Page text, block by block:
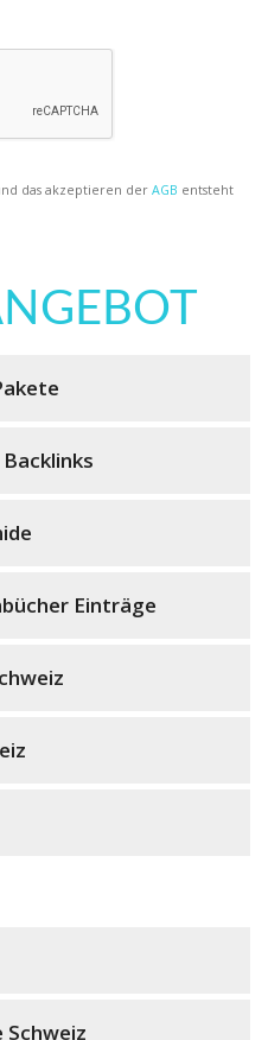
das akzeptieren der AGB entsteht
Einträge